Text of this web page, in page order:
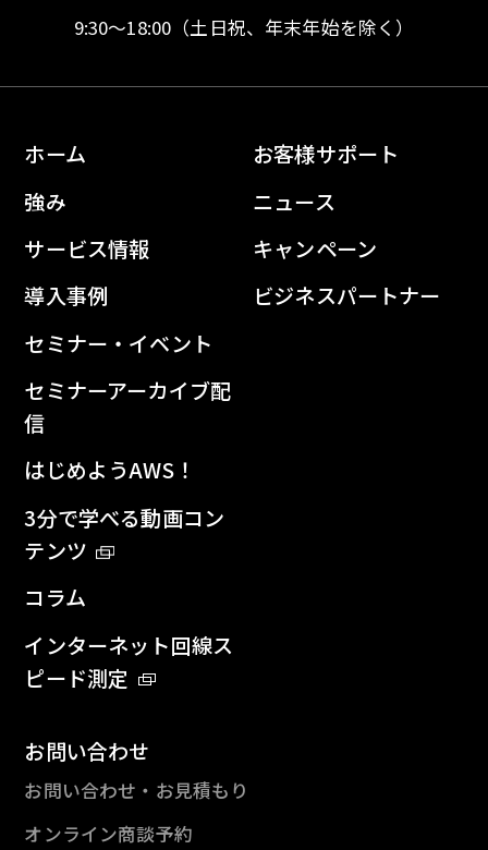
9:30〜18:00 （土日祝、年末年始を除く）
ホーム
強み
サービス情報
導入事例
セミナー・イベント
セミナーアーカイブ配
信
はじめようAWS！
3分で学べる動画コン
テンツ
コラム
インターネット回線ス
ピード測定
お客様サポート
ニュース
キャンペーン
ビジネスパートナー
お問い合わせ
お問い合わせ・お見積もり
オンライン商談予約